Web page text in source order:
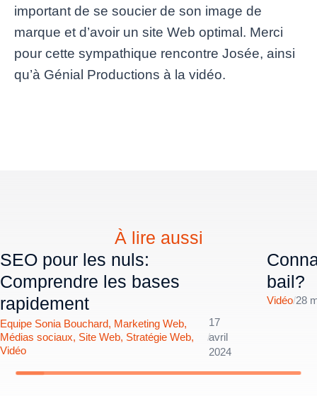
important de se soucier de son image de
marque et d’avoir un site Web optimal. Merci
pour cette sympathique rencontre Josée, ainsi
qu’à Génial Productions à la vidéo.
À lire aussi
SEO pour les nuls:
Comprendre les bases
rapidement
Equipe Sonia Bouchard, Marketing Web,
Médias sociaux, Site Web, Stratégie Web,
Vidéo
/
17
avril
2024
bail?
Vidéo/28